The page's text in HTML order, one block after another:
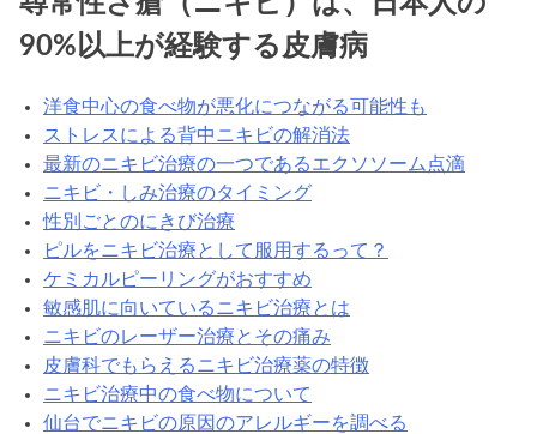
90%以上が経験する皮膚病
洋食中心の食べ物が悪化につながる可能性も
ストレスによる背中ニキビの解消法
最新のニキビ治療の一つであるエクソソーム点滴
ニキビ・しみ治療のタイミング
性別ごとのにきび治療
ピルをニキビ治療として服用するって？
ケミカルピーリングがおすすめ
敏感肌に向いているニキビ治療とは
ニキビのレーザー治療とその痛み
皮膚科でもらえるニキビ治療薬の特徴
ニキビ治療中の食べ物について
仙台でニキビの原因のアレルギーを調べる